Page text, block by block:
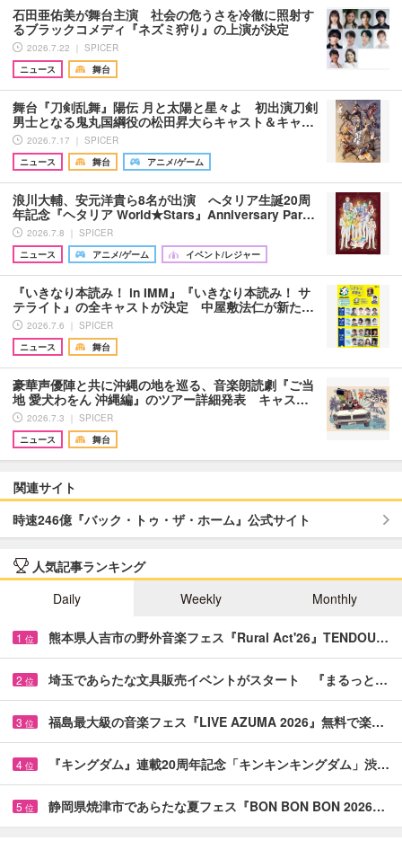
石田亜佑美が舞台主演 社会の危うさを冷徹に照射す
るブラックコメディ『ネズミ狩り』の上演が決定
2026.7.22 ｜ SPICER
ニュース
舞台
舞台『刀剣乱舞』陽伝 月と太陽と星々よ 初出演刀剣
男士となる鬼丸国綱役の松田昇大らキャスト＆キャ…
2026.7.17 ｜ SPICER
ニュース
舞台 アニメ/ゲーム
浪川大輔、安元洋貴ら8名が出演 へタリア生誕20周
年記念『ヘタリア World★Stars』Anniversary Par…
2026.7.8 ｜ SPICER
ニュース
アニメ/ゲーム イベント/レジャー
『いきなり本読み！ in IMM』『いきなり本読み！ サ
テライト』の全キャストが決定 中屋敷法仁が新た…
2026.7.6 ｜ SPICER
ニュース
舞台
豪華声優陣と共に沖縄の地を巡る、音楽朗読劇『ご当
地 愛犬わをん 沖縄編』のツアー詳細発表 キャス…
2026.7.3 ｜ SPICER
ニュース
舞台
関連サイト
時速246億『バック・トゥ・ザ・ホーム』公式サイト
人気記事ランキング
Daily
Weekly Monthly
1 位 熊本県人吉市の野外音楽フェス『Rural Act'26』TENDOU…
2 位 埼玉であらたな文具販売イベントがスタート 『まるっと…
3 位 福島最大級の音楽フェス『LIVE AZUMA 2026』無料で楽…
4 位 『キングダム』連載20周年記念「キンキンキングダム」渋…
5 位 静岡県焼津市であらたな夏フェス『BON BON BON 2026…